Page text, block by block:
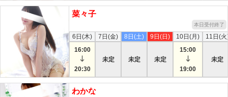
菜々子
本日受付終了
6日(木)
16:00
20:30
7日(金)
未定
8日(土)
未定
9日(日)
未定
10日(月)
15:00
19:00
11日(
未定
わかな